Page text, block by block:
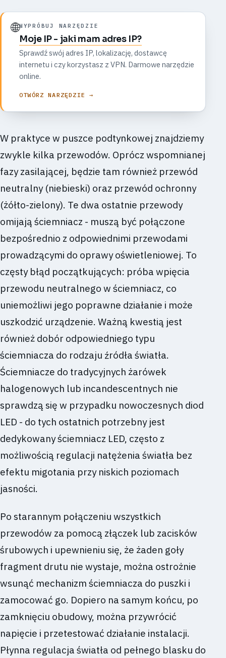
🌐WYPRÓBUJ NARZĘDZIE
Moje IP - jaki mam adres IP?
Sprawdź swój adres IP, lokalizację, dostawcę
internetu i czy korzystasz z VPN. Darmowe narzędzie
online.
OTWÓRZ NARZĘDZIE →
W praktyce w puszce podtynkowej znajdziemy
zwykle kilka przewodów. Oprócz wspomnianej
fazy zasilającej, będzie tam również przewód
neutralny (niebieski) oraz przewód ochronny
(żółto-zielony). Te dwa ostatnie przewody
omijają ściemniacz - muszą być połączone
bezpośrednio z odpowiednimi przewodami
prowadzącymi do oprawy oświetleniowej. To
częsty błąd początkujących: próba wpięcia
przewodu neutralnego w ściemniacz, co
uniemożliwi jego poprawne działanie i może
uszkodzić urządzenie. Ważną kwestią jest
również dobór odpowiedniego typu
ściemniacza do rodzaju źródła światła.
Ściemniacze do tradycyjnych żarówek
halogenowych lub incandescentnych nie
sprawdzą się w przypadku nowoczesnych diod
LED - do tych ostatnich potrzebny jest
dedykowany ściemniacz LED, często z
możliwością regulacji natężenia światła bez
efektu migotania przy niskich poziomach
jasności.
Po starannym połączeniu wszystkich
przewodów za pomocą złączek lub zacisków
śrubowych i upewnieniu się, że żaden goły
fragment drutu nie wystaje, można ostrożnie
wsunąć mechanizm ściemniacza do puszki i
zamocować go. Dopiero na samym końcu, po
zamknięciu obudowy, można przywrócić
napięcie i przetestować działanie instalacji.
Płynna regulacja światła od pełnego blasku do